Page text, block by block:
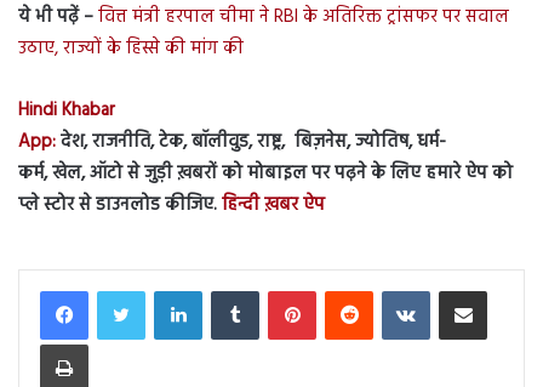
ये भी पढ़ें –वित्त मंत्री हरपाल चीमा ने RBI के अतिरिक्त ट्रांसफर पर सवाल
उठाए, राज्यों के हिस्से की मांग की
Hindi Khabar
App:देश, राजनीति, टेक, बॉलीवुड, राष्ट्र, बिज़नेस, ज्योतिष, धर्म-
कर्म, खेल, ऑटो से जुड़ी ख़बरों को मोबाइल पर पढ़ने के लिए हमारे ऐप को
प्ले स्टोर से डाउनलोड कीजिए.हिन्दी ख़बर ऐप
LinkedInTumblr PinterestReddit VKontakteShare via Email
Print